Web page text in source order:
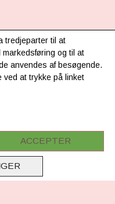
tredjeparter til at
og til at
anvendes af besøgende.
ved at trykke på linket
ACCEPTER